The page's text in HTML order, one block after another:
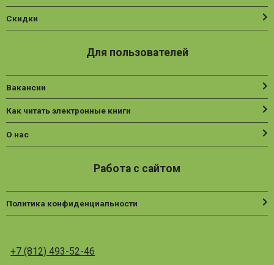
Скидки
Для пользователей
Вакансии
Как читать электронные книги
О нас
Работа с сайтом
Политика конфиденциальности
+7 (812) 493-52-46